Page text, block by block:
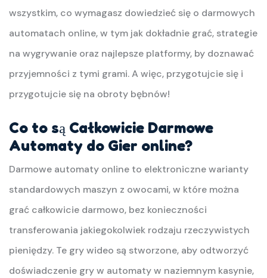
wszystkim, co wymagasz dowiedzieć się o darmowych
automatach online, w tym jak dokładnie grać, strategie
na wygrywanie oraz najlepsze platformy, by doznawać
przyjemności z tymi grami. A więc, przygotujcie się i
przygotujcie się na obroty bębnów!
Co to są Całkowicie Darmowe
Automaty do Gier online?
Darmowe automaty online to elektroniczne warianty
standardowych maszyn z owocami, w które można
grać całkowicie darmowo, bez konieczności
transferowania jakiegokolwiek rodzaju rzeczywistych
pieniędzy. Te gry wideo są stworzone, aby odtworzyć
doświadczenie gry w automaty w naziemnym kasynie,